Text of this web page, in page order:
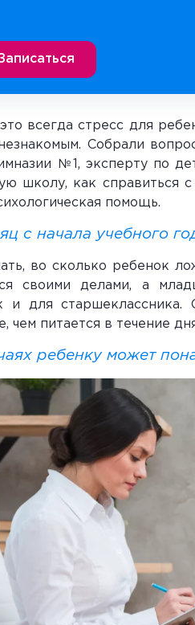
всегда стресс для
Собрали
№1, эксперту по
школу, как справиться
помощь.
с начала учебного
во сколько ребенок
своими делами, а
и для
чем питается в течение
ребенку может